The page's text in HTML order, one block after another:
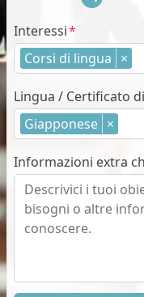
Interessi
Corsi di lingua ×
Lingua / Certificato
Giapponese ×
Informazioni extra